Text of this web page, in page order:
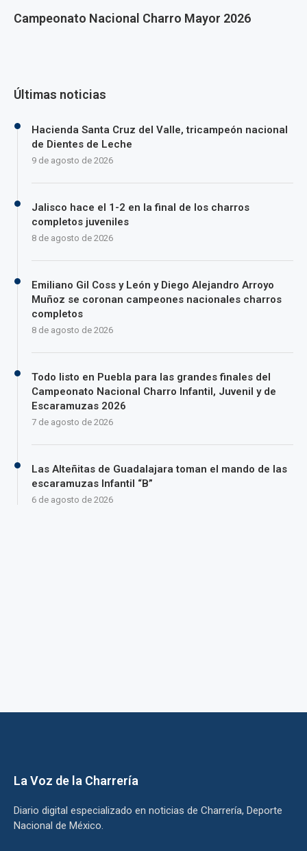
Campeonato Nacional Charro Mayor 2026
Últimas noticias
Hacienda Santa Cruz del Valle, tricampeón nacional
de Dientes de Leche
9 de agosto de 2026
Jalisco hace el 1-2 en la final de los charros
completos juveniles
8 de agosto de 2026
Emiliano Gil Coss y León y Diego Alejandro Arroyo
Muñoz se coronan campeones nacionales charros
completos
8 de agosto de 2026
Todo listo en Puebla para las grandes finales del
Campeonato Nacional Charro Infantil, Juvenil y de
Escaramuzas 2026
7 de agosto de 2026
Las Alteñitas de Guadalajara toman el mando de las
escaramuzas Infantil “B”
6 de agosto de 2026
La Voz de la Charrería
Diario digital especializado en noticias de Charrería, Deporte
Nacional de México.